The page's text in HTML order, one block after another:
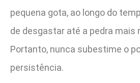
pequena gota, ao longo do
de desgastar até a pedra mais
Portanto, nunca subestime o
persistência.